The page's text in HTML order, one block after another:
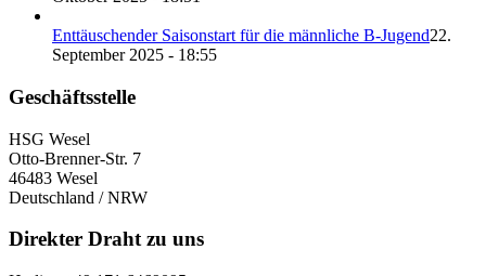
Enttäuschender Saisonstart für die männliche B-Jugend22.
September 2025 - 18:55
Geschäftsstelle
HSG Wesel
Otto-Brenner-Str. 7
46483 Wesel
Deutschland / NRW
Direkter Draht zu uns